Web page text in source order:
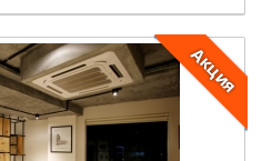
Акция